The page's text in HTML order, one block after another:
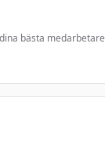
bästa medarbetare